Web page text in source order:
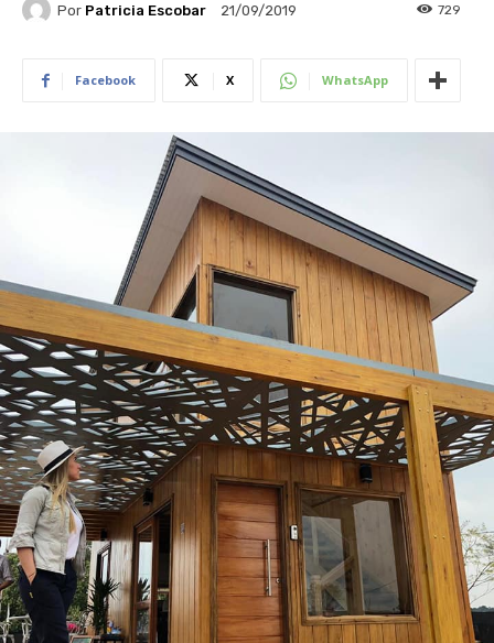
Por Patricia Escobar 21/09/2019 729
Facebook X WhatsApp